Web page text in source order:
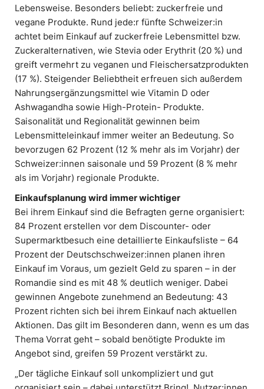
Lebensweise. Besonders beliebt: zuckerfreie und
vegane Produkte. Rund jede:r fünfte Schweizer:in
achtet beim Einkauf auf zuckerfreie Lebensmittel bzw.
Zuckeralternativen, wie Stevia oder Erythrit (20 %) und
greift vermehrt zu veganen und Fleischersatzprodukten
(17 %). Steigender Beliebtheit erfreuen sich außerdem
Nahrungsergänzungsmittel wie Vitamin D oder
Ashwagandha sowie High-Protein- Produkte.
Saisonalität und Regionalität gewinnen beim
Lebensmitteleinkauf immer weiter an Bedeutung. So
bevorzugen 62 Prozent (12 % mehr als im Vorjahr) der
Schweizer:innen saisonale und 59 Prozent (8 % mehr
als im Vorjahr) regionale Produkte.
Einkaufsplanung wird immer wichtiger
Bei ihrem Einkauf sind die Befragten gerne organisiert:
84 Prozent erstellen vor dem Discounter- oder
Supermarktbesuch eine detaillierte Einkaufsliste – 64
Prozent der Deutschschweizer:innen planen ihren
Einkauf im Voraus, um gezielt Geld zu sparen – in der
Romandie sind es mit 48 % deutlich weniger. Dabei
gewinnen Angebote zunehmend an Bedeutung: 43
Prozent richten sich bei ihrem Einkauf nach aktuellen
Aktionen. Das gilt im Besonderen dann, wenn es um das
Thema Vorrat geht – sobald benötigte Produkte im
Angebot sind, greifen 59 Prozent verstärkt zu.
„Der tägliche Einkauf soll unkompliziert und gut